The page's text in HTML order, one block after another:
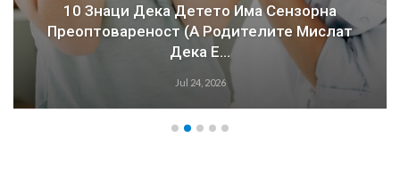
10 Знаци Дека Детето Има Сензорна
Преоптовареност (а Родителите Мислат
Дека Е…
Jul 24, 2026